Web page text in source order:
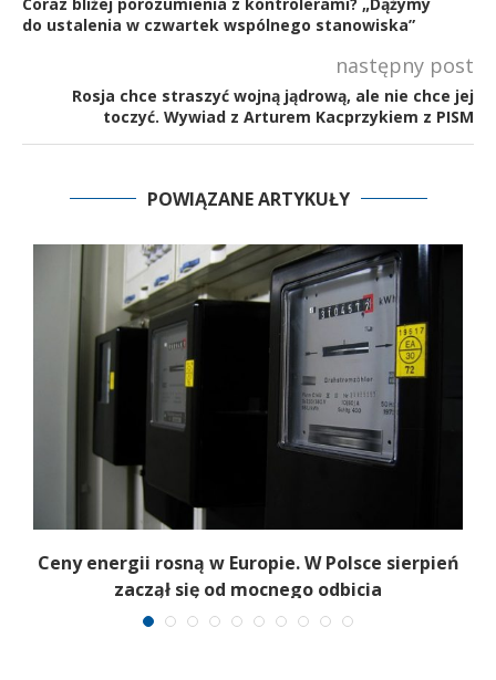
do ustalenia w czwartek wspólnego stanowiska”
następny post
Rosja chce straszyć wojną jądrową, ale nie chce jej
toczyć. Wywiad z Arturem Kacprzykiem z PISM
POWIĄZANE ARTYKUŁY
Ceny energii rosną w Europie. W Polsce sierpień
zaczął się od mocnego odbicia